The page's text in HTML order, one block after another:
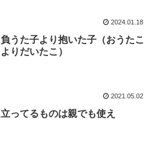
2024.01.18
負うた子より抱いた子（おうたこ
よりだいたこ）
2021.05.02
立ってるものは親でも使え